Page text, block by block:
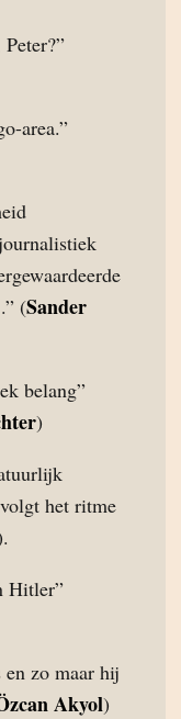
area.”
(Sander
belang”
)
het ritme
Hitler”
en zo maar hij
Akyol)